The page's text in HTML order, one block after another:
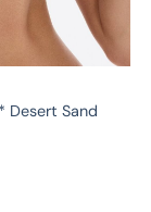
Desert Sand